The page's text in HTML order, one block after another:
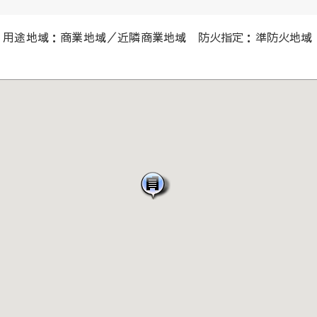
用途地域：商業地域／近隣商業地域 防火指定：準防火地